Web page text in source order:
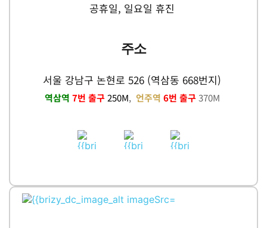
공휴일, 일요일 휴진
주소
서울 강남구 논현로 526 (역삼동 668번지)
역삼역 7번 출구 250M, 언주역 6번 출구 370M